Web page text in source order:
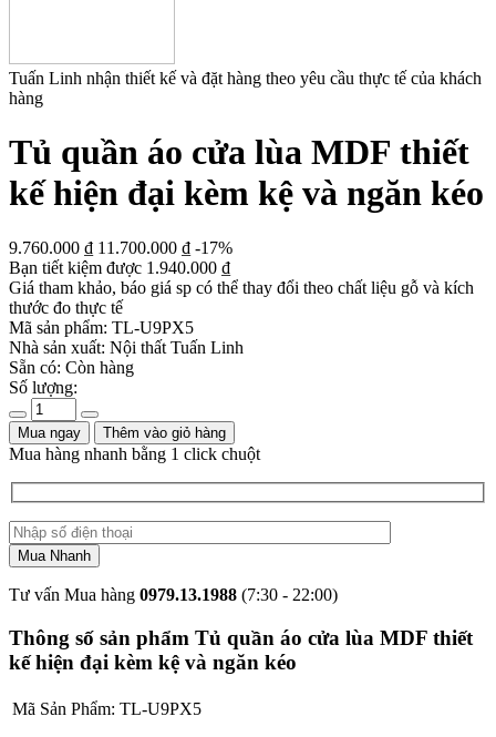
Tuấn Linh nhận thiết kế và đặt hàng theo yêu cầu thực tế của khách
hàng
Tủ quần áo cửa lùa MDF thiết
kế hiện đại kèm kệ và ngăn kéo
9.760.000 ₫ 11.700.000 ₫ -17%
Bạn tiết kiệm được 1.940.000 ₫
Giá tham khảo, báo giá sp có thể thay đổi theo chất liệu gỗ và kích
thước đo thực tế
Mã sản phẩm: TL-U9PX5
Nhà sản xuất: Nội thất Tuấn Linh
Sẵn có: Còn hàng
Số lượng:
Mua ngay Thêm vào giỏ hàng
Mua hàng nhanh bằng 1 click chuột
Tư vấn Mua hàng 0979.13.1988 (7:30 - 22:00)
Thông số sản phẩm Tủ quần áo cửa lùa MDF thiết
kế hiện đại kèm kệ và ngăn kéo
Mã Sản Phẩm: TL-U9PX5